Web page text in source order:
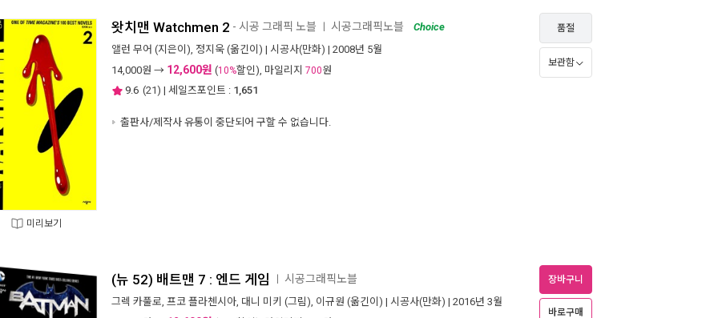
미리보기
왓치맨 Watchmen 2 - 시공 그래픽 노블 시공그래픽노블
Choice
앨런 무어 (지은이), 정지욱 (옮긴이) | 시공사(만화) | 2008년 5월
14,000원 → 12,600원 (10%할인), 마일리지 700원
9.6 (21) | 세일즈포인트 : 1,651
출판사/제작사 유통이 중단되어 구할 수 없습니다.
품절
보관함
(뉴 52) 배트맨 7 : 엔드 게임 시공그래픽노블
그렉 카풀로, 프코 플라첸시아, 대니 미키 (그림), 이규원 (옮긴이) | 시공사(만화) | 2016년 3월
장바구니
바로구매